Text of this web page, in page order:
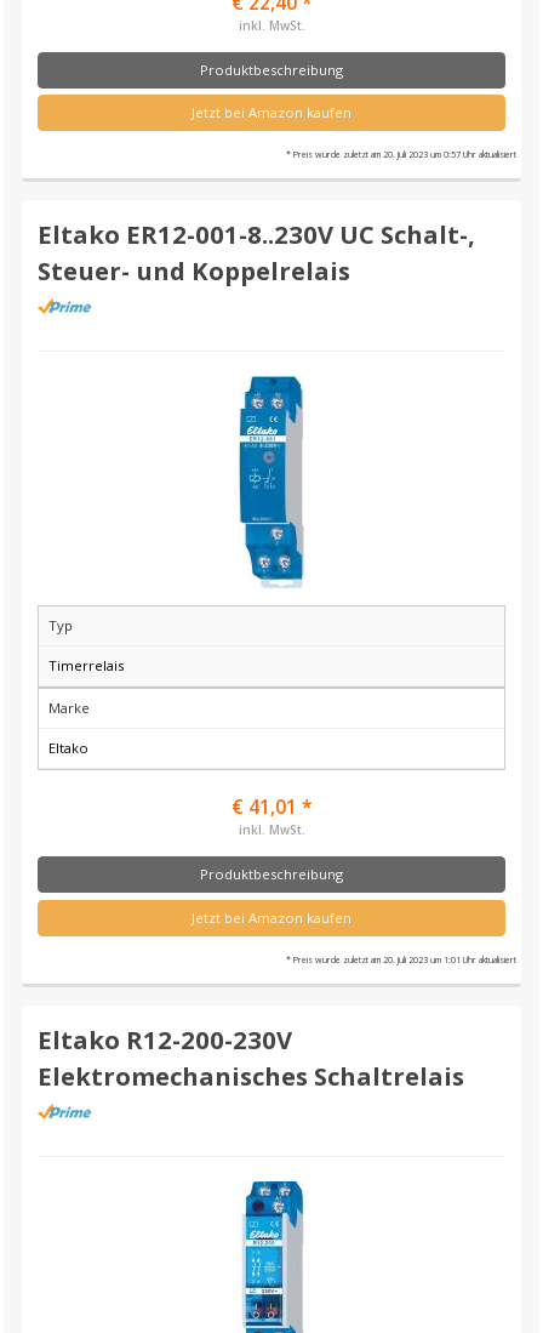
inkl. MwSt.
Produktbeschreibung
Jetzt bei Amazon kaufen
* Preis wurde zuletzt am 20. Juli 2023 um 0:57 Uhr aktualisiert
Eltako ER12-001-8..230V UC Schalt-,
Steuer- und Koppelrelais
Typ
Timerrelais
Marke
Eltako
€ 41,01 *
inkl. MwSt.
Produktbeschreibung
Jetzt bei Amazon kaufen
* Preis wurde zuletzt am 20. Juli 2023 um 1:01 Uhr aktualisiert
Eltako R12-200-230V
Elektromechanisches Schaltrelais